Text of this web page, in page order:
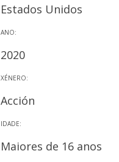
Estados Unidos
ANO:
2020
XÉNERO:
Acción
IDADE:
Maiores de 16 anos